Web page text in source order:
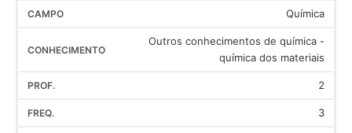
Química
Outros conhecimentos de química -
química dos materiais
2
3